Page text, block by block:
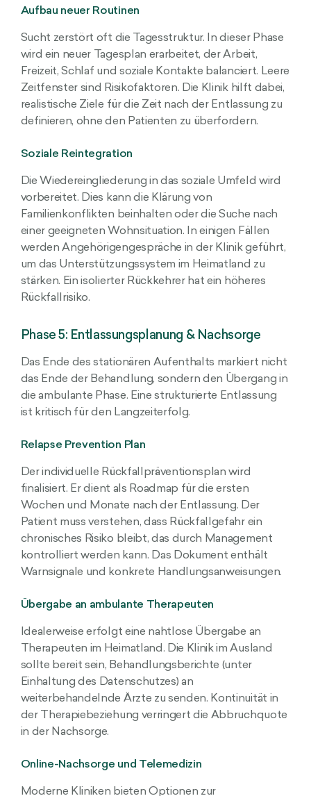
Aufbau neuer Routinen
Sucht zerstört oft die Tagesstruktur. In dieser Phase
wird ein neuer Tagesplan erarbeitet, der Arbeit,
Freizeit, Schlaf und soziale Kontakte balanciert. Leere
Zeitfenster sind Risikofaktoren. Die Klinik hilft dabei,
realistische Ziele für die Zeit nach der Entlassung zu
definieren, ohne den Patienten zu überfordern.
Soziale Reintegration
Die Wiedereingliederung in das soziale Umfeld wird
vorbereitet. Dies kann die Klärung von
Familienkonflikten beinhalten oder die Suche nach
einer geeigneten Wohnsituation. In einigen Fällen
werden Angehörigengespräche in der Klinik geführt,
um das Unterstützungssystem im Heimatland zu
stärken. Ein isolierter Rückkehrer hat ein höheres
Rückfallrisiko.
Phase 5: Entlassungsplanung & Nachsorge
Das Ende des stationären Aufenthalts markiert nicht
das Ende der Behandlung, sondern den Übergang in
die ambulante Phase. Eine strukturierte Entlassung
ist kritisch für den Langzeiterfolg.
Relapse Prevention Plan
Der individuelle Rückfallpräventionsplan wird
finalisiert. Er dient als Roadmap für die ersten
Wochen und Monate nach der Entlassung. Der
Patient muss verstehen, dass Rückfallgefahr ein
chronisches Risiko bleibt, das durch Management
kontrolliert werden kann. Das Dokument enthält
Warnsignale und konkrete Handlungsanweisungen.
Übergabe an ambulante Therapeuten
Idealerweise erfolgt eine nahtlose Übergabe an
Therapeuten im Heimatland. Die Klinik im Ausland
sollte bereit sein, Behandlungsberichte (unter
Einhaltung des Datenschutzes) an
weiterbehandelnde Ärzte zu senden. Kontinuität in
der Therapiebeziehung verringert die Abbruchquote
in der Nachsorge.
Online-Nachsorge und Telemedizin
Moderne Kliniken bieten Optionen zur